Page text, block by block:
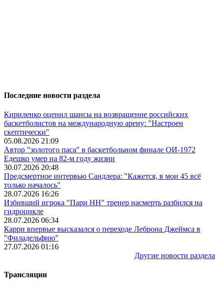
Последние новости раздела
Кириленко оценил шансы на возвращение российских
баскетболистов на международную арену: "Настроен
скептически"
05.08.2026 21:09
Автор "золотого паса" в баскетбольном финале ОИ-1972
Едешко умер на 82-м году жизни
30.07.2026 20:48
Предсмертное интервью Сандлера: "Кажется, в мои 45 всё
только началось"
28.07.2026 16:26
Избивший игрока "Пари НН" тренер насмерть разбился на
гидроцикле
28.07.2026 06:34
Карри впервые высказался о переходе Леброна Джеймса в
"Филадельфию"
27.07.2026 01:16
Другие новости раздела
Трансляции